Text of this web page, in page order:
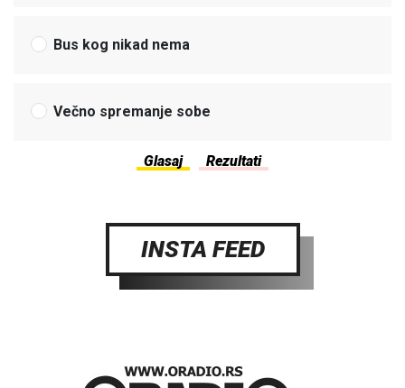
Bus kog nikad nema
Večno spremanje sobe
INSTA FEED